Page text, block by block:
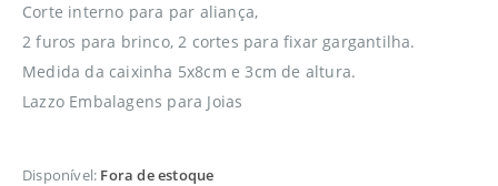
Corte interno para par aliança,
2 furos para brinco, 2 cortes para fixar gargantilha.
Medida da caixinha 5x8cm e 3cm de altura.
Lazzo Embalagens para Joias
Disponível: Fora de estoque